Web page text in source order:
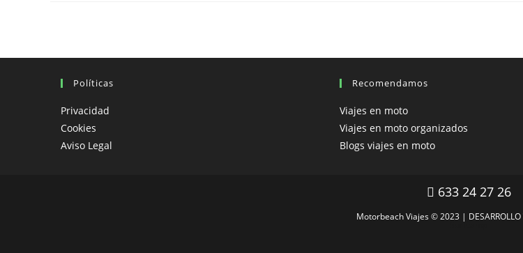
Políticas
Privacidad
Cookies
Aviso Legal
Recomendamos
Viajes en moto
Viajes en moto organizados
Blogs viajes en moto
633 24 27 26
Motorbeach Viajes © 2023 | DESARROLLO
Surfcamp